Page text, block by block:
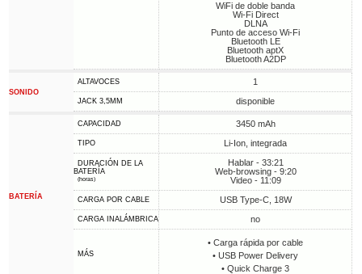
WiFi de doble banda
Wi-Fi Direct
DLNA
Punto de acceso Wi-Fi
Bluetooth LE
Bluetooth aptX
Bluetooth A2DP
SONIDO
ALTAVOCES 1
JACK 3,5MM disponible
BATERÍA
CAPACIDAD 3450 mAh
TIPO Li-Ion, integrada
DURACIÓN DE LA
BATERÍA
(horas)
Hablar - 33:21
Web-browsing - 9:20
Video - 11:09
CARGA POR CABLE USB Type-C, 18W
CARGA INALÁMBRICA no
MÁS
• Carga rápida por cable
• USB Power Delivery
• Quick Charge 3